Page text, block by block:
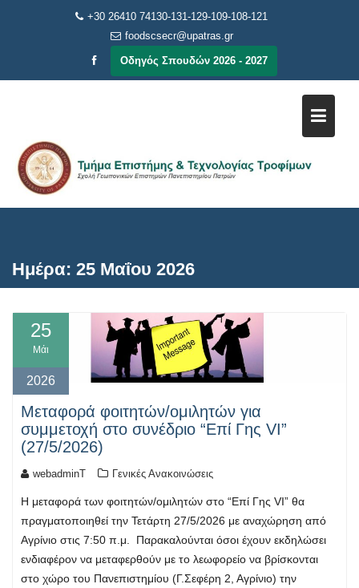
+30 26410 74130-131-129-109-108-121
foodscsecr@upatras.gr
Οδηγός Σπουδών 2026 - 2027
Ημέρα: 25 Μαΐου 2026
25
Μάι
2026
Μεταφορά φοιτητών/ομιλητών για
συμμετοχή στο συνέδριο “Επί Γης VI”
(27/5/2026)
webadminT Γενικές Ανακοινώσεις
Η μεταφορά των φοιτητών/ομιλητών στο “Επί Γης VI” θα
πραγματοποιηθεί την Τετάρτη 27/5/2026 με αναχώρηση από
Αγρίνιο στις 7:50 π.μ. Παρακαλούνται όσοι έχουν εκδηλώσει
ενδιαφέρον να μεταφερθούν με το λεωφορείο να βρίσκονται
στο χώρο του Πανεπιστημίου (Γ.Σεφέρη 2, Αγρίνιο) την